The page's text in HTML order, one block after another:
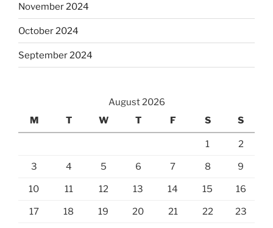
November 2024
October 2024
September 2024
August 2026
M
T W T F S S
1 2
3 4 5 6 7 8 9
10 11 12 13 14 15 16
17 18 19 20 21 22 23